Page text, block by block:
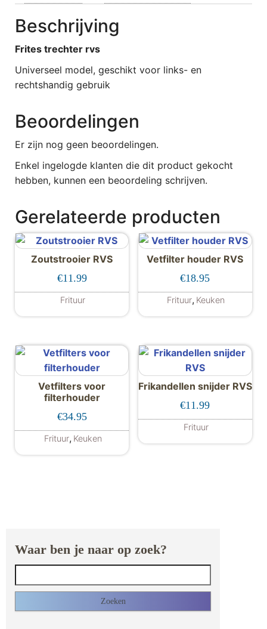
Beschrijving
Frites trechter rvs
Universeel model, geschikt voor links- en
rechtshandig gebruik
Beoordelingen
Er zijn nog geen beoordelingen.
Enkel ingelogde klanten die dit product gekocht
hebben, kunnen een beoordeling schrijven.
Gerelateerde producten
Zoutstrooier RVS
€11.99
Frituur
Vetfilter houder RVS
€18.95
Frituur, Keuken
Vetfilters voor
filterhouder
€34.95
Frituur, Keuken
Frikandellen snijder RVS
€11.99
Frituur
Waar ben je naar op zoek?